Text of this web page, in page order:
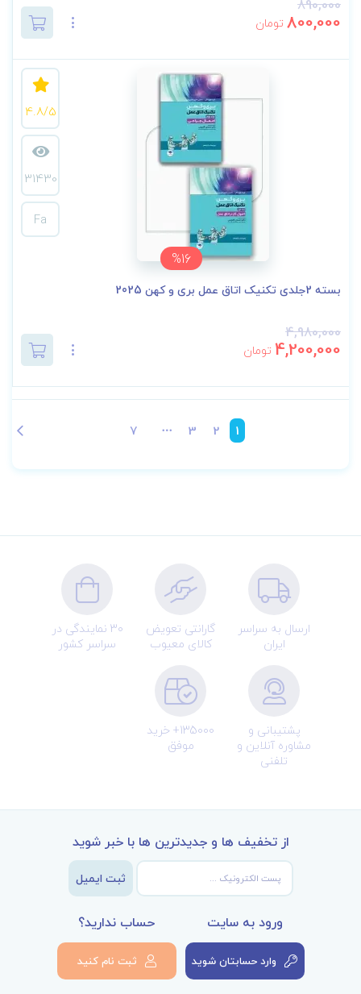
890,000
800,000 تومان
%16
4.8/5
31430
Fa
بسته 2جلدی تکنیک اتاق عمل بری و کهن 2025
4,980,000
4,200,000 تومان
1
2
3
7
ارسال به سراسر
ایران
گارانتی تعویض
کالای معیوب
30 نمایندگی در
سراسر کشور
پشتیبانی و
مشاوره آنلاین و
تلفنی
135000+ خرید
موفق
از تخفیف ها و جدیدترین ها با خبر شوید
ثبت ایمیل
ورود به سایت
وارد حسابتان شوید
حساب ندارید؟
ثبت نام کنید